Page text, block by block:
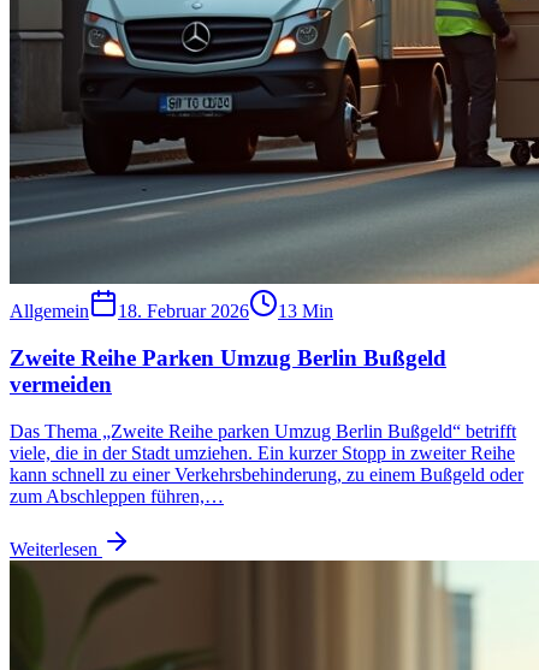
Allgemein 18. Februar 2026 13 Min
Zweite Reihe Parken Umzug Berlin Bußgeld
vermeiden
Das Thema „Zweite Reihe parken Umzug Berlin Bußgeld“ betrifft
viele, die in der Stadt umziehen. Ein kurzer Stopp in zweiter Reihe
kann schnell zu einer Verkehrsbehinderung, zu einem Bußgeld oder
zum Abschleppen führen,…
Weiterlesen